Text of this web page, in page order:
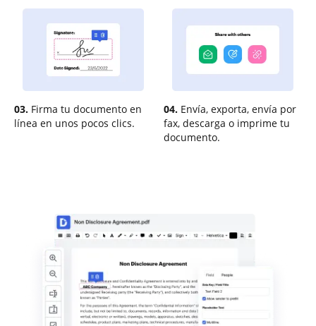
03. Firma tu documento en
línea en unos pocos clics.
04. Envía, exporta, envía por
fax, descarga o imprime tu
documento.